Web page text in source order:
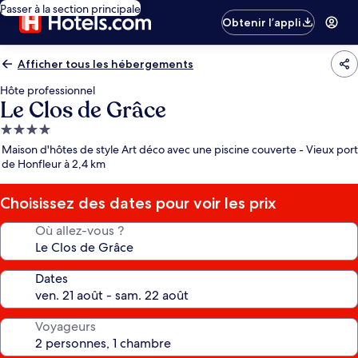
Passer à la section principale
Obtenir l’appli
Afficher tous les hébergements
Hôte professionnel
Le Clos de Grâce
Hébergement
4.0 étoiles
Maison d'hôtes de style Art déco avec une piscine couverte - Vieux port
de Honfleur à 2,4 km
Choisissez des dates pour voir les prix
Où allez-vous ?
Dates
Voyageurs